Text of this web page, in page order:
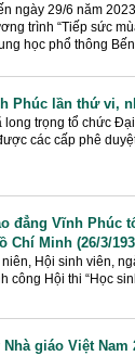
ngày 29/6 năm
trình “Tiếp sức
học phổ thông
lần thứ vi,
trọng tổ chức
các cấp phê
đẳng Vĩnh Phúc
Minh (26/3/
Hội sinh viên,
công Hội thi “Học
giáo Việt Nam